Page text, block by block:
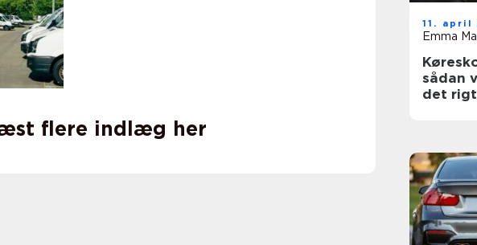
flere indlæg her
11. april
Emma
sådan
det